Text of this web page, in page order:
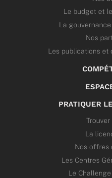
Le budget et
La
Nos
Les publications et
PRATIQUER
La
Nos offres
Les Centres
Le